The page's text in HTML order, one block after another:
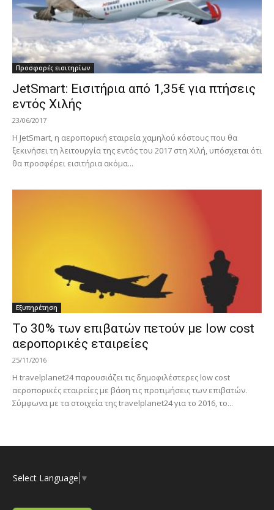
Προσφορές εισιτηρίων
JetSmart: Εισιτήρια από 1,35€ για πτήσεις
εντός Χιλής
23/06/2017
Η JetSmart, η αεροπορική εταιρεία χαμηλού κόστους που θα
ξεκινήσει τη λειτουργία της εντός του 2017 στη Χιλή, υπόσχεται ότι
θα προσφέρει εισιτήρια ακόμα...
Εξυπηρέτηση
Το 30% των επιβατών πετούν με low cost
αεροπορικές εταιρείες
25/11/2016
Η travelplanet24 παρουσιάζει τις δημοφιλέστερες low cost
αεροπορικές εταιρείες με βάση τις προτιμήσεις των επιβατών.
Σύμφωνα με τα στοιχεία της travelplanet24 για το 2016, το...
Select Language ▼